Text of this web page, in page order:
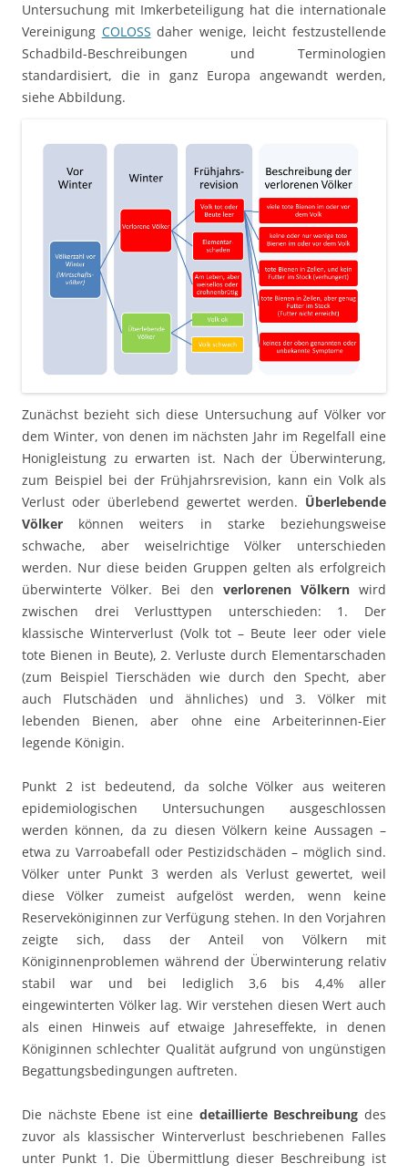
Untersuchung mit Imkerbeteiligung hat die internationale
Vereinigung COLOSS daher wenige, leicht festzustellende
Schadbild-Beschreibungen und Terminologien
standardisiert, die in ganz Europa angewandt werden,
siehe Abbildung.
Zunächst bezieht sich diese Untersuchung auf Völker vor
dem Winter, von denen im nächsten Jahr im Regelfall eine
Honigleistung zu erwarten ist. Nach der Überwinterung,
zum Beispiel bei der Frühjahrsrevision, kann ein Volk als
Verlust oder überlebend gewertet werden. Überlebende
Völker können weiters in starke beziehungsweise
schwache, aber weiselrichtige Völker unterschieden
werden. Nur diese beiden Gruppen gelten als erfolgreich
überwinterte Völker. Bei den verlorenen Völkernwird
zwischen drei Verlusttypen unterschieden: 1. Der
klassische Winterverlust (Volk tot – Beute leer oder viele
tote Bienen in Beute), 2. Verluste durch Elementarschaden
(zum Beispiel Tierschäden wie durch den Specht, aber
auch Flutschäden und ähnliches) und 3. Völker mit
lebenden Bienen, aber ohne eine Arbeiterinnen-Eier
legende Königin.
Punkt 2 ist bedeutend, da solche Völker aus weiteren
epidemiologischen Untersuchungen ausgeschlossen
werden können, da zu diesen Völkern keine Aussagen –
etwa zu Varroabefall oder Pestizidschäden – möglich sind.
Völker unter Punkt 3 werden als Verlust gewertet, weil
diese Völker zumeist aufgelöst werden, wenn keine
Reserveköniginnen zur Verfügung stehen. In den Vorjahren
zeigte sich, dass der Anteil von Völkern mit
Königinnenproblemen während der Überwinterung relativ
stabil war und bei lediglich 3,6 bis 4,4% aller
eingewinterten Völker lag. Wir verstehen diesen Wert auch
als einen Hinweis auf etwaige Jahreseffekte, in denen
Königinnen schlechter Qualität aufgrund von ungünstigen
Begattungsbedingungen auftreten.
Die nächste Ebene ist eine detaillierte Beschreibung des
zuvor als klassischer Winterverlust beschriebenen Falles
unter Punkt 1. Die Übermittlung dieser Beschreibung ist